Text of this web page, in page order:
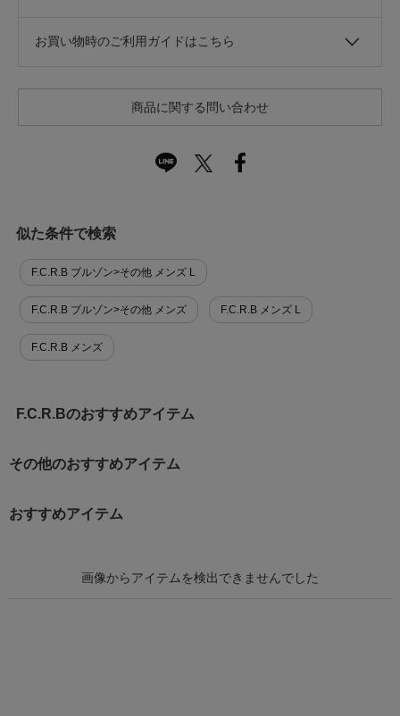
お買い物時のご利用ガイドはこちら
商品に関する問い合わせ
似た条件で検索
F.C.R.B ブルゾン>その他 メンズ L
F.C.R.B ブルゾン>その他 メンズ F.C.R.B メンズ L
F.C.R.B メンズ
F.C.R.Bのおすすめアイテム
その他のおすすめアイテム
おすすめアイテム